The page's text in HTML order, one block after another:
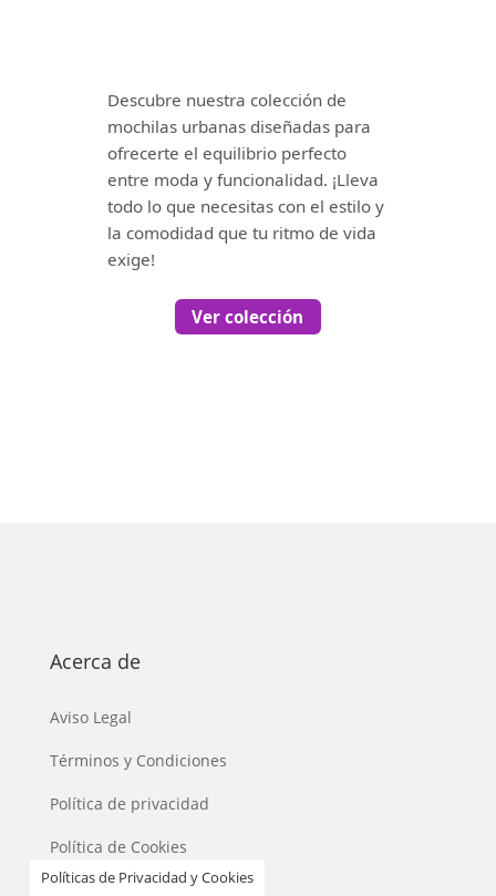
Descubre nuestra colección de
mochilas urbanas diseñadas para
ofrecerte el equilibrio perfecto
entre moda y funcionalidad. ¡Lleva
todo lo que necesitas con el estilo y
la comodidad que tu ritmo de vida
exige!
Ver colección
Acerca de
Aviso Legal
Términos y Condiciones
Política de privacidad
Política de Cookies
Políticas de Privacidad y Cookies